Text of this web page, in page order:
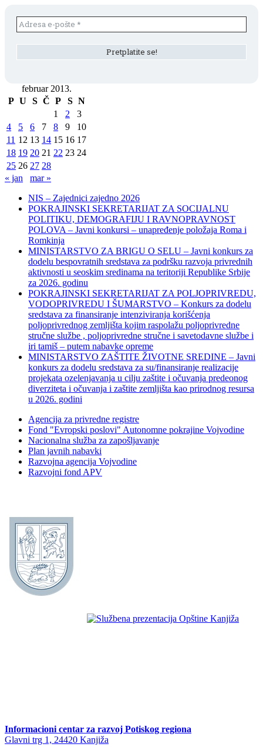
februar 2013.
P U S Č P S N
1
2
3
4
5 6 7 8 9
10
11 12 13 14 15 16 17
18 19 20 21 22 23 24
25 26 27 28
« jan
mar »
NIS – Zajednici zajedno 2026
POKRAJINSKI SEKRETARIJAT ZA SOCIJALNU
POLITIKU, DEMOGRAFIJU I RAVNOPRAVNOST
POLOVA – Javni konkursi – unapređenje položaja Roma i
Romkinja
MINISTARSTVO ZA BRIGU O SELU – Javni konkurs za
dodelu bespovratnih sredstava za podršku razvoja privrednih
aktivnosti u seoskim sredinama na teritoriji Republike Srbije
za 2026. godinu
POKRAJINSKI SEKRETARIJAT ZA POLJOPRIVREDU,
VODOPRIVREDU I ŠUMARSTVO – Konkurs za dodelu
sredstava za finansiranje intenziviranja korišćenja
poljoprivrednog zemljišta kojim raspolažu poljoprivredne
stručne službe , poljoprivredne stručne i savetodavne službe i
iri tamiš ‒ putem nabavke opreme
MINISTARSTVO ZAŠTITE ŽIVOTNE SREDINE – Javni
konkurs za dodelu sredstava za su/finansiranje realizacije
projekata ozelenjavanja u cilju zaštite i očuvanja predeonog
diverziteta i očuvanja i zaštite zemljišta kao prirodnog resursa
u 2026. godini
Agencija za privredne registre
Fond "Evropski poslovi" Autonomne pokrajine Vojvodine
Nacionalna služba za zapošljavanje
Plan javnih nabavki
Razvojna agencija Vojvodine
Razvojni fond APV
Informacioni centar za razvoj Potiskog regiona
Glavni trg 1, 24420 Kanjiža